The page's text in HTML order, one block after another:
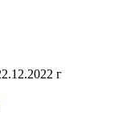
г